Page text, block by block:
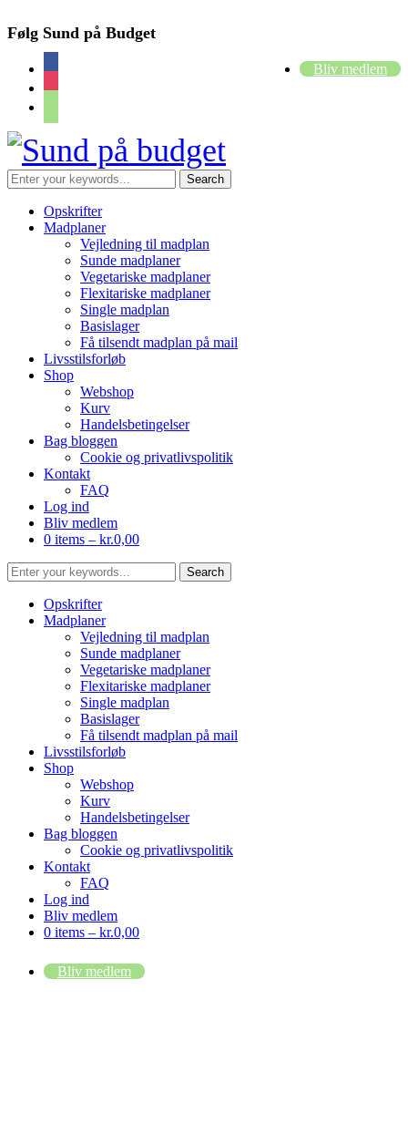
Følg Sund på Budget
Bliv medlem
Opskrifter
Madplaner
Vejledning til madplan
Sunde madplaner
Vegetariske madplaner
Flexitariske madplaner
Single madplan
Basislager
Få tilsendt madplan på mail
Livsstilsforløb
Shop
Webshop
Kurv
Handelsbetingelser
Bag bloggen
Cookie og privatlivspolitik
Kontakt
FAQ
Log ind
Bliv medlem
0 items – kr.0,00
Opskrifter
Madplaner
Vejledning til madplan
Sunde madplaner
Vegetariske madplaner
Flexitariske madplaner
Single madplan
Basislager
Få tilsendt madplan på mail
Livsstilsforløb
Shop
Webshop
Kurv
Handelsbetingelser
Bag bloggen
Cookie og privatlivspolitik
Kontakt
FAQ
Log ind
Bliv medlem
0 items – kr.0,00
Bliv medlem